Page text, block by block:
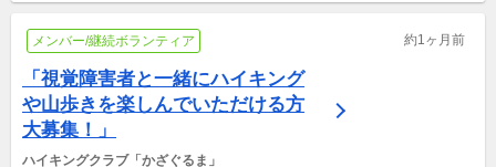
メンバー/継続ボランティア 約1ヶ月前
「視覚障害者と一緒にハイキング
や山歩きを楽しんでいただける方
大募集！」
ハイキングクラブ「かざぐるま」